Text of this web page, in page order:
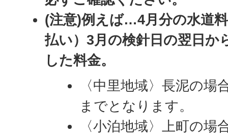
(注意)例えば…4月分の水道
払い）3月の検針日の翌日か
した料金。
〈中里地域〉長泥の
までとなります。
〈小泊地域〉上町の